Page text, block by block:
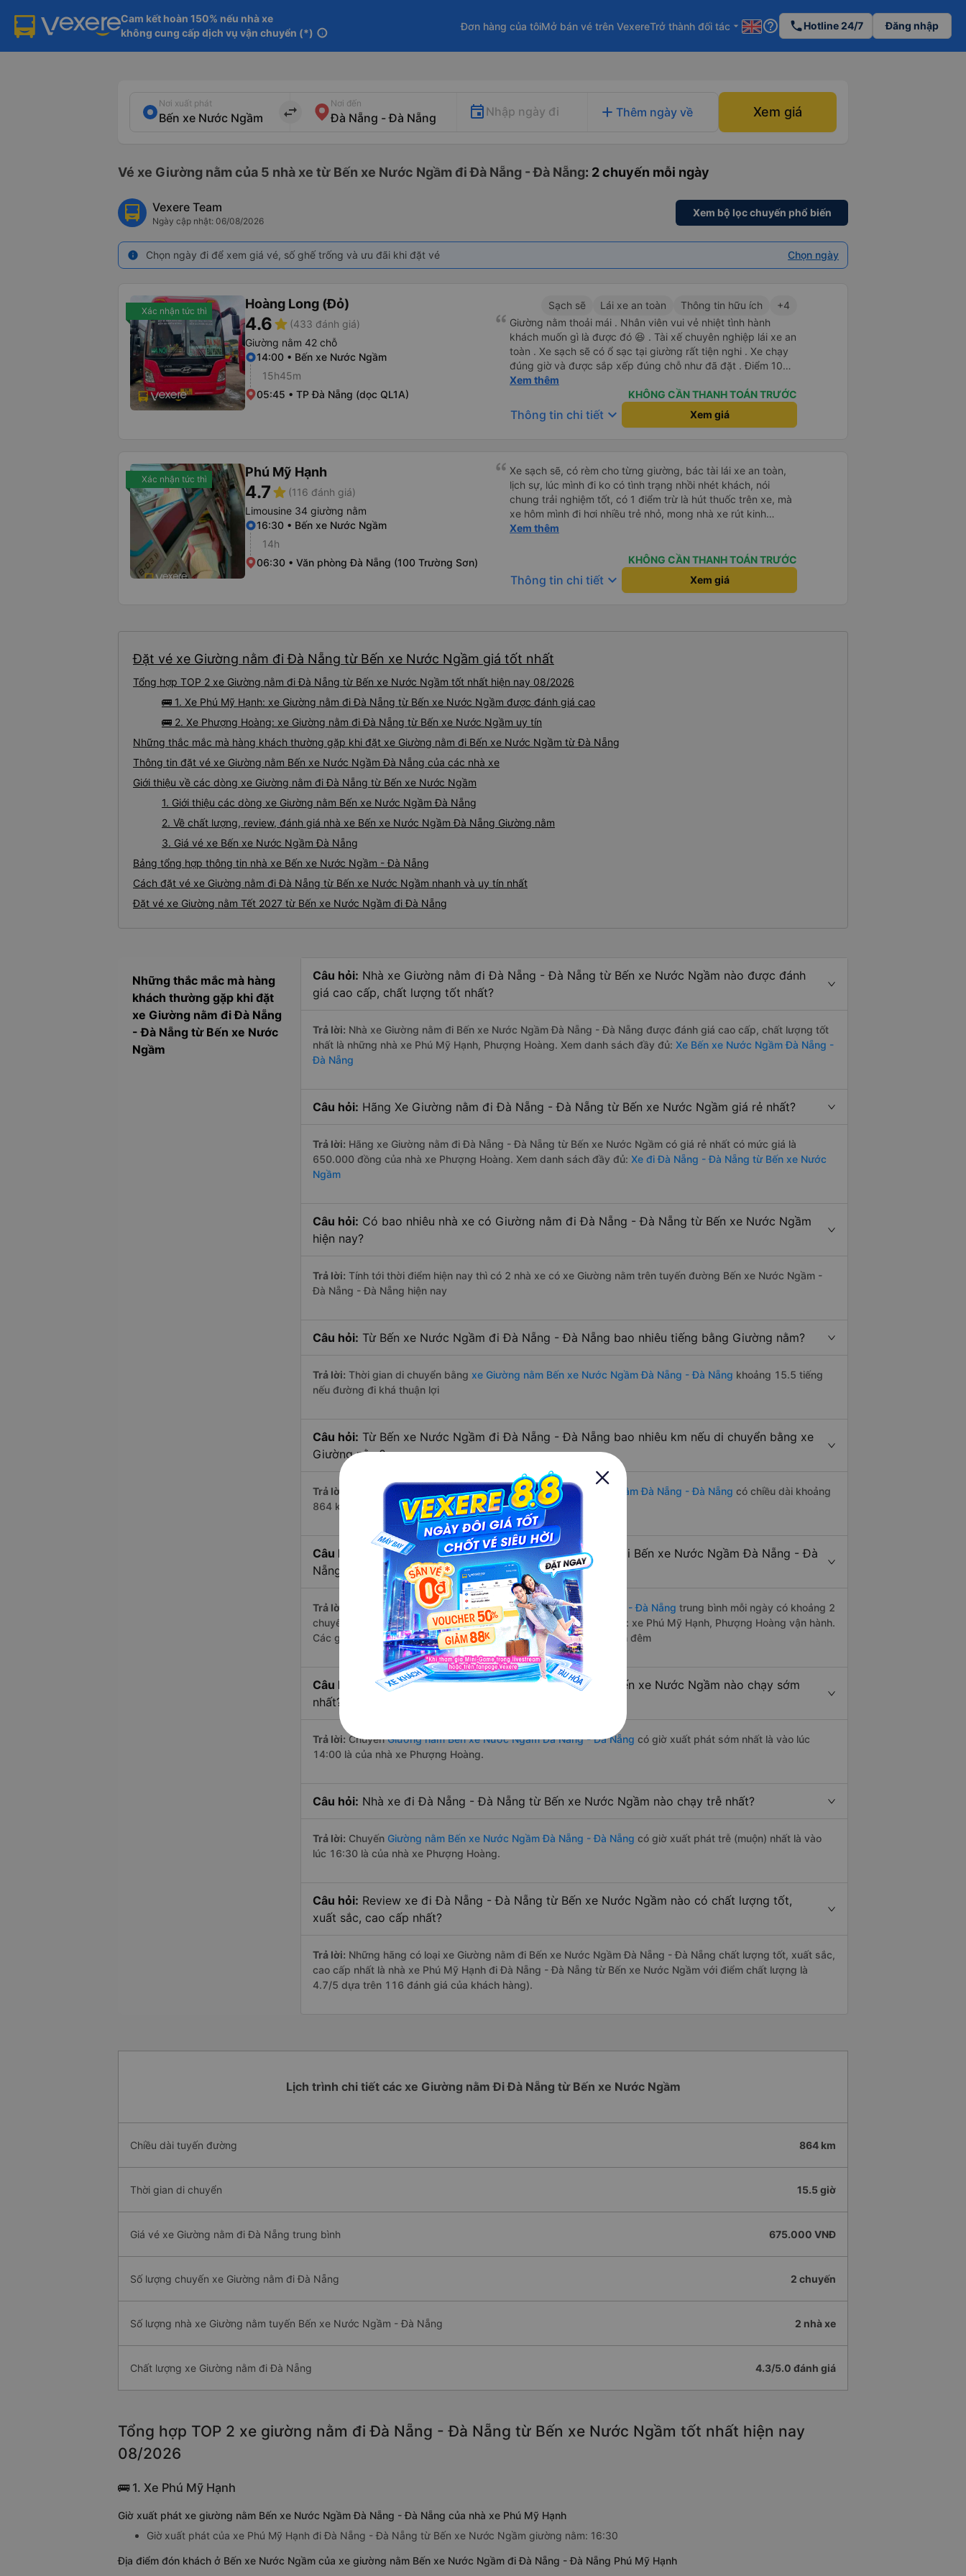
Cam kết hoàn 150% nếu nhà xe
không cung cấp dịch vụ vận chuyển (*) info
Đơn hàng của tôiMở bán vé trên VexereTrở thành đối tác arrow_drop_down help_outline phoneHotline 24/7 Đăng nhập
Nơi xuất phát
import_export
Nơi đến
Nhập ngày đi add Thêm ngày về Xem giá
Vé xe Giường nằm của 5 nhà xe từ Bến xe Nước Ngầm đi Đà Nẵng - Đà Nẵng: 2 chuyến mỗi ngày
Vexere Team
Ngày cập nhật: 06/08/2026
Xem bộ lọc chuyến phổ biến
info Chọn ngày đi để xem giá vé, số ghế trống và ưu đãi khi đặt vé Chọn ngày
Xác nhận tức thì Hoàng Long (Đỏ)
4.6star (433 đánh giá)
Giường nằm 42 chỗ
14:00 • Bến xe Nước Ngầm
15h45m
05:45 • TP Đà Nẵng (dọc QL1A)
Sạch sẽ Lái xe an toàn Thông tin hữu ích
+4
Giường nằm thoải mái . Nhân viên vui vẻ nhiệt tình hành
khách muốn gì là được đó 😆 . Tài xế chuyên nghiệp lái xe an
toàn . Xe sạch sẽ có ổ sạc tại giường rất tiện nghi . Xe chạy
đúng giờ và được sắp xếp đúng chỗ như đã đặt . Điểm 10
cho hoàng long đỏ 👍
Xem thêm
KHÔNG CẦN THANH TOÁN TRƯỚC
Thông tin chi tiết keyboard_arrow_down Xem giá
Xác nhận tức thì Phú Mỹ Hạnh
4.7star (116 đánh giá)
Limousine 34 giường nằm
16:30 • Bến xe Nước Ngầm
14h
06:30 • Văn phòng Đà Nẵng (100 Trường Sơn)
Xe sạch sẽ, có rèm cho từng giường, bác tài lái xe an toàn,
lịch sự, lúc mình đi ko có tình trạng nhồi nhét khách, nói
chung trải nghiệm tốt, có 1 điểm trừ là hút thuốc trên xe, mà
xe hôm mình đi hơi nhiều trẻ nhỏ, mong nhà xe rút kinh
nghiệm khi đọc đc bình luận này
Xem thêm
KHÔNG CẦN THANH TOÁN TRƯỚC
Thông tin chi tiết keyboard_arrow_down Xem giá
Đặt vé xe Giường nằm đi Đà Nẵng từ Bến xe Nước Ngầm giá tốt nhất
Tổng hợp TOP 2 xe Giường nằm đi Đà Nẵng từ Bến xe Nước Ngầm tốt nhất hiện nay 08/2026
🚌 1. Xe Phú Mỹ Hạnh: xe Giường nằm đi Đà Nẵng từ Bến xe Nước Ngầm được đánh giá cao
🚌 2. Xe Phượng Hoàng: xe Giường nằm đi Đà Nẵng từ Bến xe Nước Ngầm uy tín
Những thắc mắc mà hàng khách thường gặp khi đặt xe Giường nằm đi Bến xe Nước Ngầm từ Đà Nẵng
Thông tin đặt vé xe Giường nằm Bến xe Nước Ngầm Đà Nẵng của các nhà xe
Giới thiệu về các dòng xe Giường nằm đi Đà Nẵng từ Bến xe Nước Ngầm
1. Giới thiệu các dòng xe Giường nằm Bến xe Nước Ngầm Đà Nẵng
2. Về chất lượng, review, đánh giá nhà xe Bến xe Nước Ngầm Đà Nẵng Giường nằm
3. Giá vé xe Bến xe Nước Ngầm Đà Nẵng
Bảng tổng hợp thông tin nhà xe Bến xe Nước Ngầm - Đà Nẵng
Cách đặt vé xe Giường nằm đi Đà Nẵng từ Bến xe Nước Ngầm nhanh và uy tín nhất
Đặt vé xe Giường nằm Tết 2027 từ Bến xe Nước Ngầm đi Đà Nẵng
Những thắc mắc mà hàng
khách thường gặp khi đặt
xe Giường nằm đi Đà Nẵng
- Đà Nẵng từ Bến xe Nước
Ngầm
Câu hỏi: Nhà xe Giường nằm đi Đà Nẵng - Đà Nẵng từ Bến xe Nước Ngầm nào được đánh
giá cao cấp, chất lượng tốt nhất?
Trả lời: Nhà xe Giường nằm đi Bến xe Nước Ngầm Đà Nẵng - Đà Nẵng được đánh giá cao cấp, chất lượng tốt
nhất là những nhà xe Phú Mỹ Hạnh, Phượng Hoàng. Xem danh sách đầy đủ: Xe Bến xe Nước Ngầm Đà Nẵng -
Đà Nẵng
Câu hỏi: Hãng Xe Giường nằm đi Đà Nẵng - Đà Nẵng từ Bến xe Nước Ngầm giá rẻ nhất?
Trả lời: Hãng xe Giường nằm đi Đà Nẵng - Đà Nẵng từ Bến xe Nước Ngầm có giá rẻ nhất có mức giá là
650.000 đồng của nhà xe Phượng Hoàng. Xem danh sách đầy đủ: Xe đi Đà Nẵng - Đà Nẵng từ Bến xe Nước
Ngầm
Câu hỏi: Có bao nhiêu nhà xe có Giường nằm đi Đà Nẵng - Đà Nẵng từ Bến xe Nước Ngầm
hiện nay?
Trả lời: Tính tới thời điểm hiện nay thì có 2 nhà xe có xe Giường nằm trên tuyến đường Bến xe Nước Ngầm -
Đà Nẵng - Đà Nẵng hiện nay
Câu hỏi: Từ Bến xe Nước Ngầm đi Đà Nẵng - Đà Nẵng bao nhiêu tiếng bằng Giường nằm?
Trả lời: Thời gian di chuyển bằng xe Giường nằm Bến xe Nước Ngầm Đà Nẵng - Đà Nẵng khoảng 15.5 tiếng
nếu đường đi khá thuận lợi
Câu hỏi: Từ Bến xe Nước Ngầm đi Đà Nẵng - Đà Nẵng bao nhiêu km nếu di chuyển bằng xe
Giường nằm?
Trả lời: Đường di chuyển bằngxe Giường nằm đi Bến xe Nước Ngầm Đà Nẵng - Đà Nẵng có chiều dài khoảng
864 km.
Câu hỏi:
Mỗi ngày có bao nhiêu chuyến xe Giường nằm đi Bến xe Nước Ngầm Đà Nẵng - Đà
Nẵng?
Trả lời: Tuyến đườngxe Giường nằm Bến xe Nước Ngầm Đà Nẵng - Đà Nẵng trung bình mỗi ngày có khoảng 2
chuyến trên
Vexere.combắt đầu từ 14:00 đến 16:30 bởi 2 nhà xe: xe Phú Mỹ Hạnh, Phượng Hoàng vận hành.
Các giờ xe chạy có đầy đủ cả ban ngày, buổi trưa, buổi chiều, ban đêm
Câu hỏi:
Nhà xe Giường nằm đi Đà Nẵng - Đà Nẵng từ Bến xe Nước Ngầm nào chạy sớm
nhất?
Trả lời: ChuyếnGiường nằm Bến xe Nước Ngầm Đà Nẵng - Đà Nẵng có giờ xuất phát sớm nhất là vào lúc
14:00 là của nhà xe Phượng Hoàng.
Câu hỏi: Nhà xe đi Đà Nẵng - Đà Nẵng từ Bến xe Nước Ngầm nào chạy trễ nhất?
Trả lời: Chuyến Giường nằm Bến xe Nước Ngầm Đà Nẵng - Đà Nẵng có giờ xuất phát trễ (muộn) nhất là vào
lúc 16:30 là của nhà xe Phượng Hoàng.
Câu hỏi: Review xe đi Đà Nẵng - Đà Nẵng từ Bến xe Nước Ngầm nào có chất lượng tốt,
xuất sắc, cao cấp nhất?
Trả lời: Những hãng có loại xe Giường nằm đi Bến xe Nước Ngầm Đà Nẵng - Đà Nẵng chất lượng tốt, xuất sắc,
cao cấp nhất là nhà xe Phú Mỹ Hạnh đi Đà Nẵng - Đà Nẵng từ Bến xe Nước Ngầm với điểm chất lượng là
4.7/5 dựa trên 116 đánh giá của khách hàng).
Lịch trình chi tiết các xe Giường nằm Đi Đà Nẵng từ Bến xe Nước Ngầm
Chiều dài tuyến đường 864 km
Thời gian di chuyển 15.5 giờ
Giá vé xe Giường nằm đi Đà Nẵng trung bình 675.000 VNĐ
Số lượng chuyến xe Giường nằm đi Đà Nẵng 2 chuyến
Số lượng nhà xe Giường nằm tuyến Bến xe Nước Ngầm - Đà Nẵng 2 nhà xe
Chất lượng xe Giường nằm đi Đà Nẵng 4.3/5.0 đánh giá
Tổng hợp TOP 2 xe giường nằm đi Đà Nẵng - Đà Nẵng từ Bến xe Nước Ngầm tốt nhất hiện nay
08/2026
🚌 1. Xe Phú Mỹ Hạnh
Giờ xuất phát xe giường nằm Bến xe Nước Ngầm Đà Nẵng - Đà Nẵng của nhà xe Phú Mỹ Hạnh
Giờ xuất phát của xe Phú Mỹ Hạnh đi Đà Nẵng - Đà Nẵng từ Bến xe Nước Ngầm giường nằm: 16:30
Địa điểm đón khách ở Bến xe Nước Ngầm của xe giường nằm Bến xe Nước Ngầm đi Đà Nẵng - Đà Nẵng Phú Mỹ Hạnh